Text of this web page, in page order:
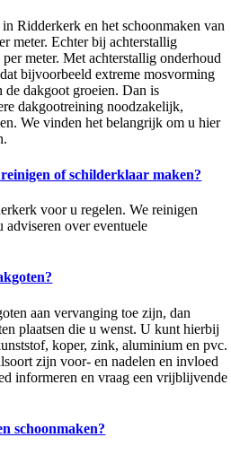
Ridderkerk en het schoonmaken van
meter. Echter bij achterstallig
meter. Met achterstallig onderhoud
bijvoorbeeld extreme mosvorming
de dakgoot groeien. Dan is
dakgootreining noodzakelijk,
We vinden het belangrijk om u hier
of schilderklaar maken?
voor u regelen. We reinigen
over eventuele
aan vervanging toe zijn, dan
plaatsen die u wenst. U kunt hierbij
koper, zink, aluminium en pvc.
zijn voor- en nadelen en invloed
informeren en vraag een vrijblijvende
schoonmaken?